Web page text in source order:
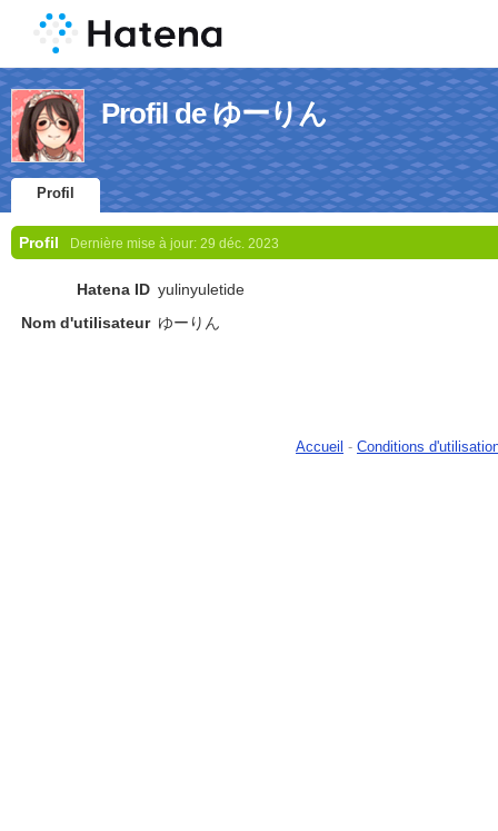
Profil de ゆーりん
Profil
Profil Dernière mise à jour: 29 déc. 2023
Hatena ID yulinyuletide
Nom d'utilisateur ゆーりん
Accueil - Conditions